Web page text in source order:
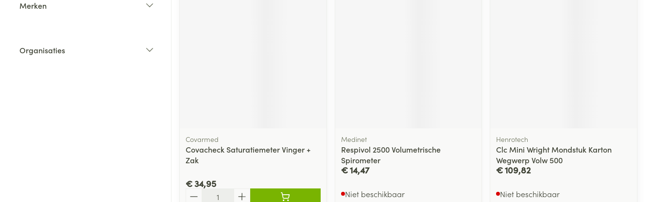
Merken
Organisaties
Covarmed
Covacheck Saturatiemeter Vinger +
Zak
€ 34,95
Medinet
Respivol 2500 Volumetrische
Spirometer
€ 14,47
Niet beschikbaar
Henrotech
Clc Mini Wright Mondstuk Karton
Wegwerp Volw 500
€ 109,82
Niet beschikbaar